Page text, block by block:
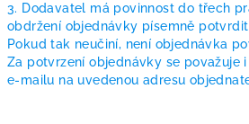
3. Dodavatel má povinnost do třech
obdržení objednávky písemně
Pokud tak neučiní, není objednávka
Za potvrzení objednávky se považuje
e-mailu na uvedenou adresu